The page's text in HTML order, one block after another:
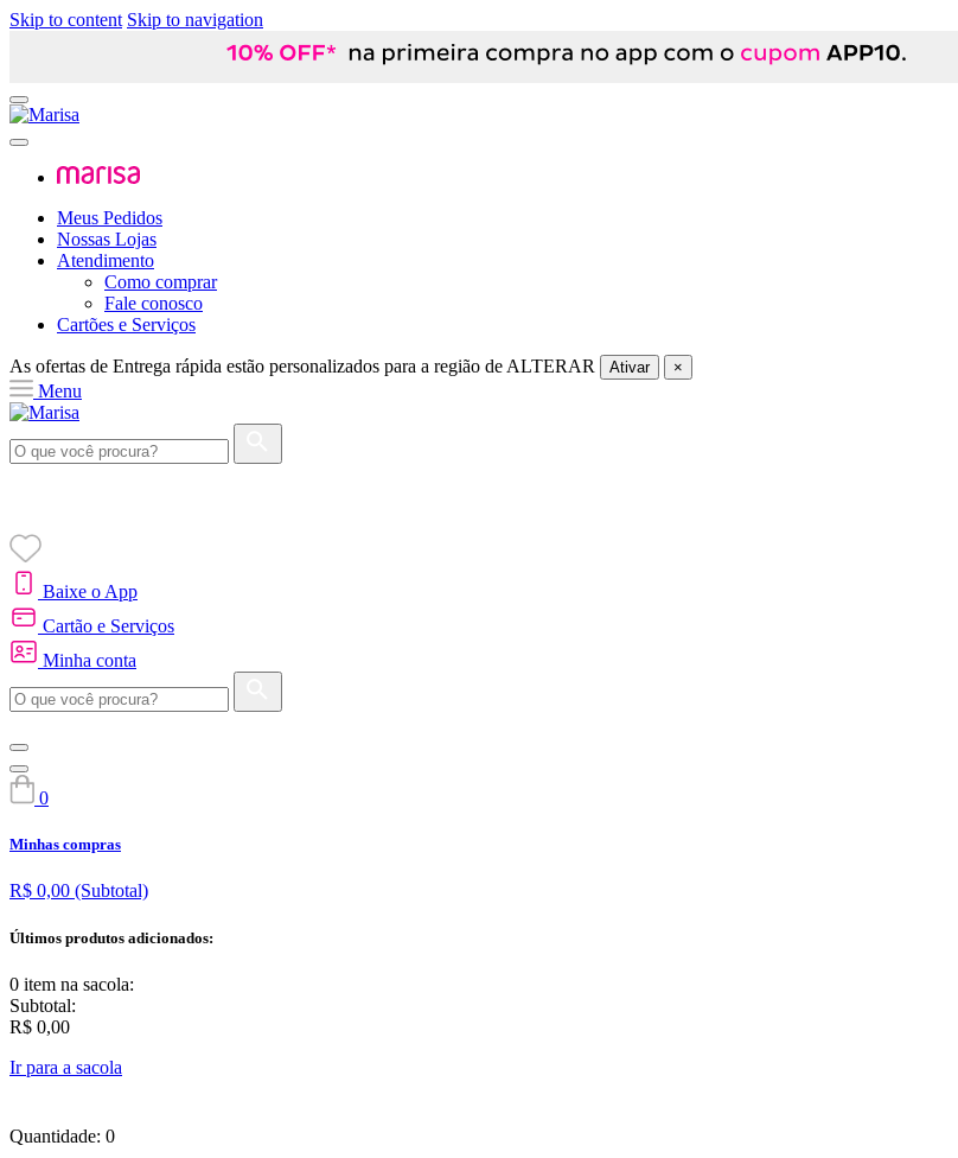
Skip to content Skip to navigation
Meus Pedidos
Nossas Lojas
Atendimento
Como comprar
Fale conosco
Cartões e Serviços
As ofertas de Entrega rápida estão personalizados para a região de ALTERAR Ativar ×
Menu
Baixe o App
Cartão e Serviços
Minha conta
0
Minhas compras
R$ 0,00 (Subtotal)
Últimos produtos adicionados:
0 item na sacola:
Subtotal:
R$ 0,00
Ir para a sacola
Quantidade: 0